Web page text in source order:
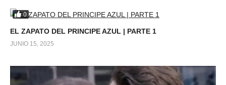
0
EL ZAPATO DEL PRINCIPE AZUL | PARTE 1
JUNIO 15, 2025